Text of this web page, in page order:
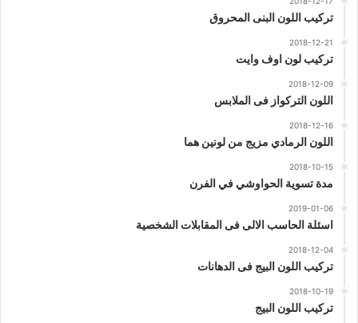
تركيب اللون البنى المحروق
2018-12-21
تركيب لون اوف وايت
2018-12-09
اللون التركواز فى الملابس
2018-12-16
اللون الرمادي مزيج من لونين هما
2018-10-15
مدة تسوية الحواوشي في الفرن
2019-01-06
اسئلة الحاسب الالى فى المقابلات الشخصية
2018-12-04
تركيب اللون البيج فى الدهانات
2018-10-19
تركيب اللون البيج